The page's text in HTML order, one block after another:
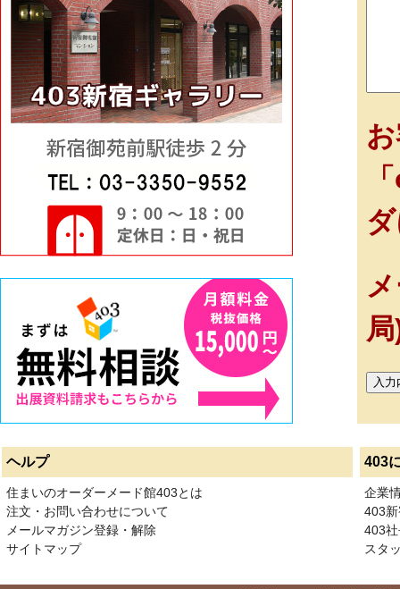
ヘルプ 403
住まいのオーダーメード館403とは
注文・お問い合わせについて
メールマガジン登録・解除
サイトマップ
企業
403
403
スタ